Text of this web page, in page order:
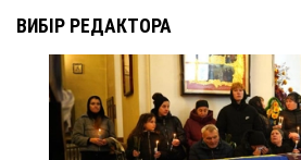
ВИБІР РЕДАКТОРА